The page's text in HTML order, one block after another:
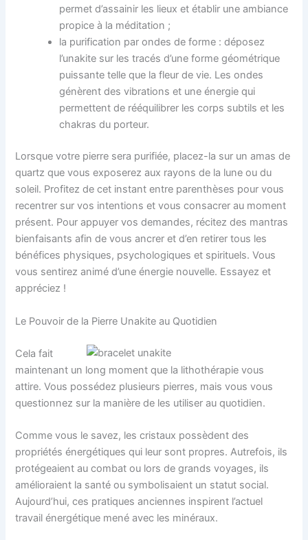
permet d’assainir les lieux et établir une ambiance
propice à la méditation ;
la purification par ondes de forme : déposez
l’unakite sur les tracés d’une forme géométrique
puissante telle que la fleur de vie. Les ondes
génèrent des vibrations et une énergie qui
permettent de rééquilibrer les corps subtils et les
chakras du porteur.
Lorsque votre pierre sera purifiée, placez-la sur un amas de
quartz que vous exposerez aux rayons de la lune ou du
soleil. Profitez de cet instant entre parenthèses pour vous
recentrer sur vos intentions et vous consacrer au moment
présent. Pour appuyer vos demandes, récitez des mantras
bienfaisants afin de vous ancrer et d’en retirer tous les
bénéfices physiques, psychologiques et spirituels. Vous
vous sentirez animé d’une énergie nouvelle. Essayez et
appréciez !
Le Pouvoir de la Pierre Unakite au Quotidien
Cela fait
maintenant un long moment que la lithothérapie vous
attire. Vous possédez plusieurs pierres, mais vous vous
questionnez sur la manière de les utiliser au quotidien.
Comme vous le savez, les cristaux possèdent des
propriétés énergétiques qui leur sont propres. Autrefois, ils
protégeaient au combat ou lors de grands voyages, ils
amélioraient la santé ou symbolisaient un statut social.
Aujourd’hui, ces pratiques anciennes inspirent l’actuel
travail énergétique mené avec les minéraux.